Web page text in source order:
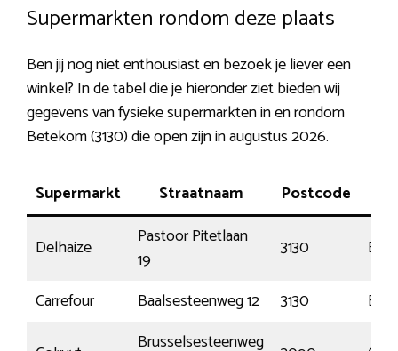
Supermarkten rondom deze plaats
Ben jij nog niet enthousiast en bezoek je liever een
winkel? In de tabel die je hieronder ziet bieden wij
gegevens van fysieke supermarkten in en rondom
Betekom (3130) die open zijn in augustus 2026.
Supermarkt Straatnaam Postcode
Delhaize
Pastoor Pitetlaan
19
3130
Carrefour
Baalsesteenweg 12 3130
Brusselsesteenweg